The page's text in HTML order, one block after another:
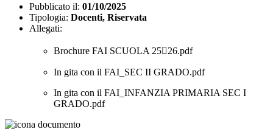
Pubblicato il: 01/10/2025
Tipologia: Docenti, Riservata
Allegati:
Brochure FAI SCUOLA 2526.pdf
In gita con il FAI_SEC II GRADO.pdf
In gita con il FAI_INFANZIA PRIMARIA SEC I
GRADO.pdf